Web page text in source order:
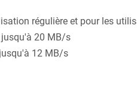
régulière et pour les
20 MB/s
12 MB/s